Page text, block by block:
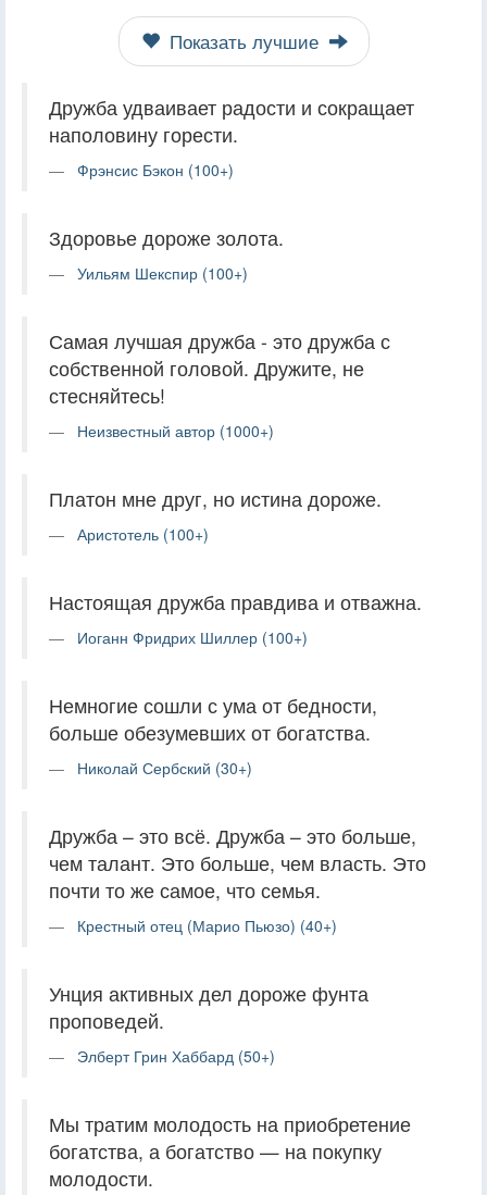
Показать лучшие
Дружба удваивает радости и сокращает
наполовину горести.
Фрэнсис Бэкон (100+)
Здоровье дороже золота.
Уильям Шекспир (100+)
Самая лучшая дружба - это дружба с
собственной головой. Дружите, не
стесняйтесь!
Неизвестный автор (1000+)
Платон мне друг, но истина дороже.
Аристотель (100+)
Настоящая дружба правдива и отважна.
Иоганн Фридрих Шиллер (100+)
Немногие сошли с ума от бедности,
больше обезумевших от богатства.
Николай Сербский (30+)
Дружба – это всё. Дружба – это больше,
чем талант. Это больше, чем власть. Это
почти то же самое, что семья.
Крестный отец (Марио Пьюзо) (40+)
Унция активных дел дороже фунта
проповедей.
Элберт Грин Хаббард (50+)
Мы тратим молодость на приобретение
богатства, а богатство — на покупку
молодости.